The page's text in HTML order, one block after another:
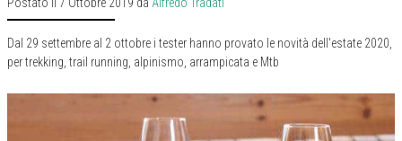
Dal 29 settembre al 2 ottobre i tester hanno provato le novità dell'estate 2020,
per trekking, trail running, alpinismo, arrampicata e Mtb